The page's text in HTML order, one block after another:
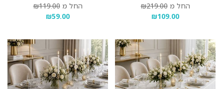
החל מ ₪219.00
₪109.00
החל מ ₪119.00
₪59.00